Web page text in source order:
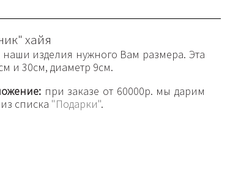
хайя
изделия нужного Вам размера. Эта
и 30см, диаметр 9см.
при заказе от 60000р. мы дарим
списка "Подарки".